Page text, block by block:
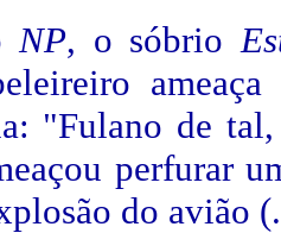
NP, o sóbrio
"Fulano de
perfurar
do avião